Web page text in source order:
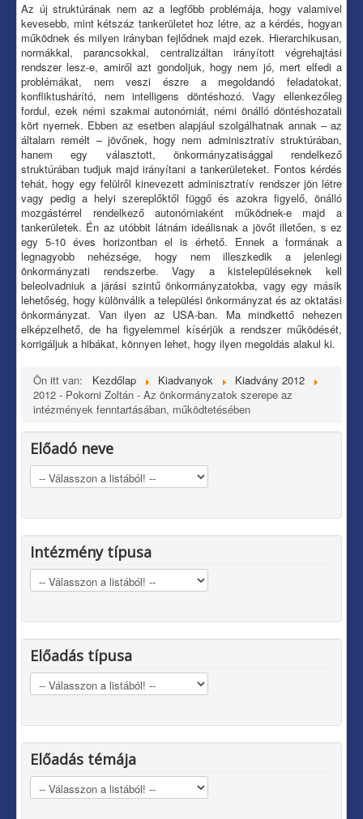
Az új struktúrának nem az a legfőbb problémája, hogy valamivel
kevesebb, mint kétszáz tankerületet hoz létre, az a kérdés, hogyan
működnek és milyen irányban fejlődnek majd ezek. Hierarchikusan,
normákkal, parancsokkal, centralizáltan irányított végrehajtási
rendszer lesz-e, amiről azt gondoljuk, hogy nem jó, mert elfedi a
problémákat, nem veszi észre a megoldandó feladatokat,
konfliktushárító, nem intelligens döntéshozó. Vagy ellenkezőleg
fordul, ezek némi szakmai autonómiát, némi önálló döntéshozatali
kört nyernek. Ebben az esetben alapjául szolgálhatnak annak – az
általam remélt – jövőnek, hogy nem adminisztratív struktúrában,
hanem egy választott, önkormányzatisággal rendelkező
struktúrában tudjuk majd irányítani a tankerületeket. Fontos kérdés
tehát, hogy egy felülről kinevezett adminisztratív rendszer jön létre
vagy pedig a helyi szereplőktől függő és azokra figyelő, önálló
mozgástérrel rendelkező autonómiaként működnek-e majd a
tankerületek. Én az utóbbit látnám ideálisnak a jövőt illetően, s ez
egy 5-10 éves horizontban el is érhető. Ennek a formának a
legnagyobb nehézsége, hogy nem illeszkedik a jelenlegi
önkormányzati rendszerbe. Vagy a kistelepüléseknek kell
beleolvadniuk a járási szintű önkormányzatokba, vagy egy másik
lehetőség, hogy különválik a települési önkormányzat és az oktatási
önkormányzat. Van ilyen az USA-ban. Ma mindkettő nehezen
elképzelhető, de ha figyelemmel kísérjük a rendszer működését,
korrigáljuk a hibákat, könnyen lehet, hogy ilyen megoldás alakul ki.
Ön itt van: Kezdőlap Kiadvanyok
Kiadvány 2012
2012 - Pokorni Zoltán - Az önkormányzatok szerepe az
intézmények fenntartásában, működtetésében
Előadó neve
Intézmény típusa
Előadás típusa
Előadás témája